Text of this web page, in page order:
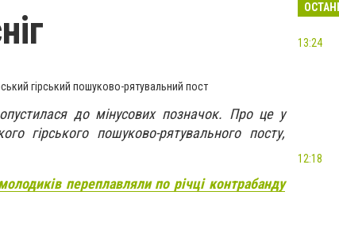
гірський пошуково-рятувальний пост
до мінусових позначок. Про це у
гірського пошуково-рятувального посту,
переплавляли по річці контрабанду
13:24
12:18